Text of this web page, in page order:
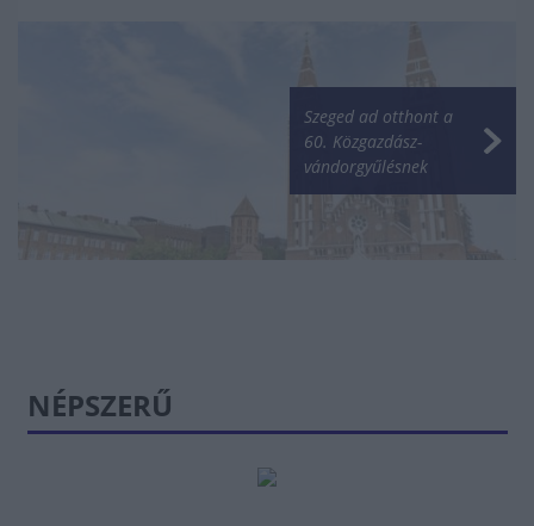
Szeged ad otthont a
60. Közgazdász-
vándorgyűlésnek
NÉPSZERŰ